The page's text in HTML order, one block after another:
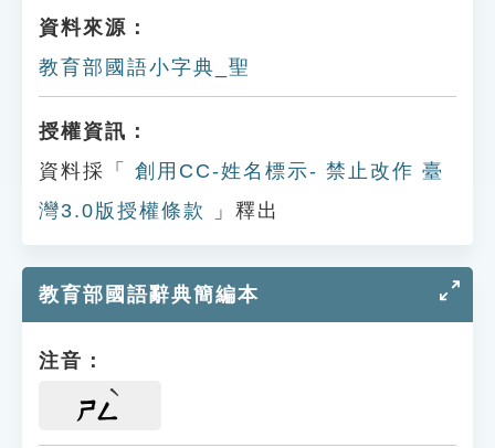
資料來源：
教育部國語小字典_聖
授權資訊：
資料採「
創用CC-姓名標示- 禁止改作 臺
灣3.0版授權條款
」釋出
教育部國語辭典簡編本
注音：
ㄕㄥ